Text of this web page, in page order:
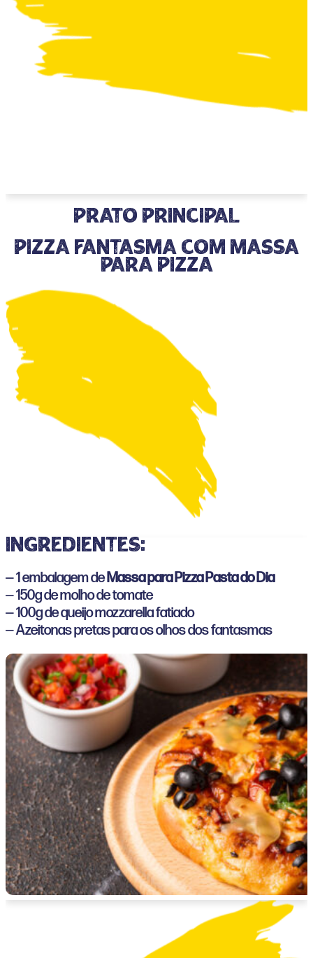
prato principal
Pizza Fantasma com Massa
para Pizza
ingredientes:
— 1 embalagem de Massa para Pizza Pasta do Dia
— 150g de molho de tomate
— 100g de queijo mozzarella fatiado
— Azeitonas pretas para os olhos dos fantasmas